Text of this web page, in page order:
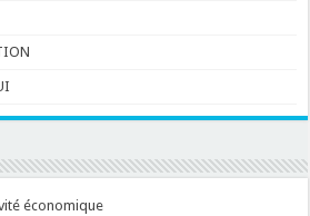
économique